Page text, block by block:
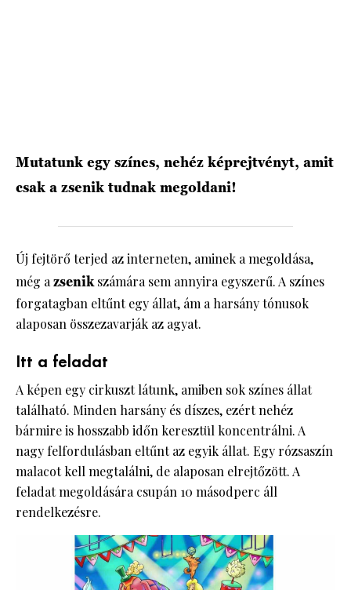
Mutatunk egy színes, nehéz képrejtvényt, amit
csak a zsenik tudnak megoldani!
Új fejtörő terjed az interneten, aminek a megoldása,
még a zsenik számára sem annyira egyszerű. A színes
forgatagban eltűnt egy állat, ám a harsány tónusok
alaposan összezavarják az agyat.
Itt a feladat
A képen egy cirkuszt látunk, amiben sok színes állat
található. Minden harsány és díszes, ezért nehéz
bármire is hosszabb időn keresztül koncentrálni. A
nagy felfordulásban eltűnt az egyik állat. Egy rózsaszín
malacot kell megtalálni, de alaposan elrejtőzött. A
feladat megoldására csupán 10 másodperc áll
rendelkezésre.